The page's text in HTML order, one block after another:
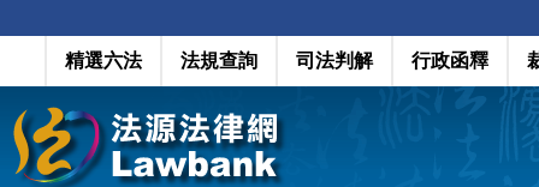
精選六法 法規查詢 司法判解 行政函釋